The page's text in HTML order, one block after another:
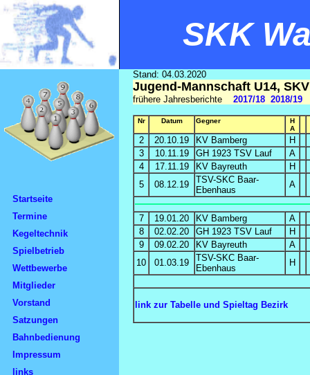
SKK
Startseite
Termine
Kegeltechnik
Spielbetrieb
Wettbewerbe
Mitglieder
Vorstand
Satzungen
Bahnbedienung
Impressum
links
Stand: 04.03.2020
Jugend-Mannschaft U14,
frühere Jahresberichte 2017/18 2018/19
Nr Datum Gegner
H
A
2 20.10.19 KV Bamberg
H
3
10.11.19 GH 1923 TSV Lauf
A
4
17.11.19 KV Bayreuth
H
5
08.12.19
TSV-SKC Baar-
Ebenhaus
A
7 19.01.20 KV Bamberg
A
8
02.02.20 GH 1923 TSV Lauf
H
9
09.02.20 KV Bayreuth
A
10
01.03.19
TSV-SKC Baar-
Ebenhaus
H
link zur Tabelle und Spieltag Bezirk